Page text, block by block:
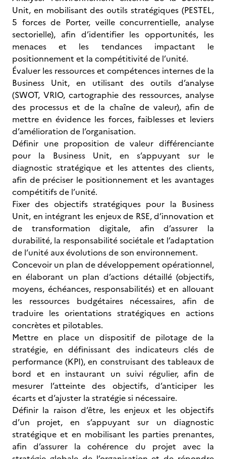
Unit, en mobilisant des outils stratégiques (PESTEL,
5 forces de Porter, veille concurrentielle, analyse
sectorielle), afin d’identifier les opportunités, les
menaces et les tendances impactant le
positionnement et la compétitivité de l’unité.
Évaluer les ressources et compétences internes de la
Business Unit, en utilisant des outils d’analyse
(SWOT, VRIO, cartographie des ressources, analyse
des processus et de la chaîne de valeur), afin de
mettre en évidence les forces, faiblesses et leviers
d’amélioration de l’organisation.
Définir une proposition de valeur différenciante
pour la Business Unit, en s’appuyant sur le
diagnostic stratégique et les attentes des clients,
afin de préciser le positionnement et les avantages
compétitifs de l’unité.
Fixer des objectifs stratégiques pour la Business
Unit, en intégrant les enjeux de RSE, d’innovation et
de transformation digitale, afin d’assurer la
durabilité, la responsabilité sociétale et l’adaptation
de l’unité aux évolutions de son environnement.
Concevoir un plan de développement opérationnel,
en élaborant un plan d’actions détaillé (objectifs,
moyens, échéances, responsabilités) et en allouant
les ressources budgétaires nécessaires, afin de
traduire les orientations stratégiques en actions
concrètes et pilotables.
Mettre en place un dispositif de pilotage de la
stratégie, en définissant des indicateurs clés de
performance (KPI), en construisant des tableaux de
bord et en instaurant un suivi régulier, afin de
mesurer l’atteinte des objectifs, d’anticiper les
écarts et d’ajuster la stratégie si nécessaire.
Définir la raison d’être, les enjeux et les objectifs
d’un projet, en s’appuyant sur un diagnostic
stratégique et en mobilisant les parties prenantes,
afin d’assurer la cohérence du projet avec la